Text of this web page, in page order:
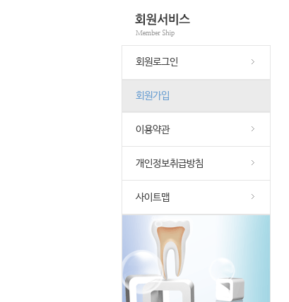
회원로그인
회원가입
이용약관
개인정보취급방침
사이트맵